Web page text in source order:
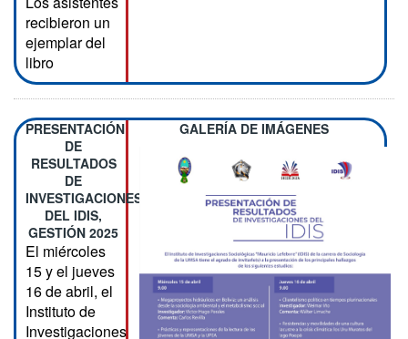
recibieron un
ejemplar del
libro
PRESENTACIÓN
DE
RESULTADOS
DE
INVESTIGACIONES
DEL IDIS,
GESTIÓN 2025
El miércoles
15 y el jueves
16 de abril, el
Instituto de
Investigaciones
GALERÍA DE IMÁGENES